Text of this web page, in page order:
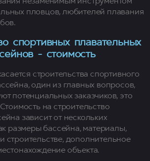
незаменимым инструментом
пловцов, любителей плавания
спортивных плавательных
- стоимость
строительства спортивного
один из главных вопросов,
потенциальных заказчиков, это
на строительство
зависит от нескольких
размеры бассейна, материалы,
строительстве, дополнительное
объекта.